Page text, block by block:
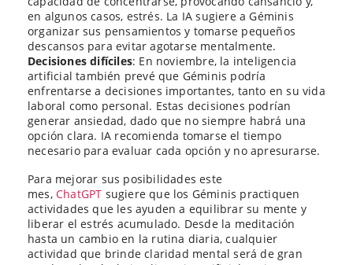
en algunos casos, estrés. La IA sugiere a Géminis
organizar sus pensamientos y tomarse pequeños
descansos para evitar agotarse mentalmente.
Decisiones difíciles: En noviembre, la inteligencia
artificial también prevé que Géminis podría
enfrentarse a decisiones importantes, tanto en su vida
laboral como personal. Estas decisiones podrían
generar ansiedad, dado que no siempre habrá una
opción clara. IA recomienda tomarse el tiempo
necesario para evaluar cada opción y no apresurarse.
Para mejorar sus posibilidades este
mes, ChatGPT sugiere que los Géminis practiquen
actividades que les ayuden a equilibrar su mente y
liberar el estrés acumulado. Desde la meditación
hasta un cambio en la rutina diaria, cualquier
actividad que brinde claridad mental será de gran